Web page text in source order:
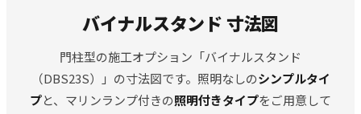
バイナルスタンド 寸法図
門柱型の施工オプション「バイナルスタンド
（DBS23S）」の寸法図です。照明なしのシンプルタイ
プと、マリンランプ付きの照明付きタイプをご用意して